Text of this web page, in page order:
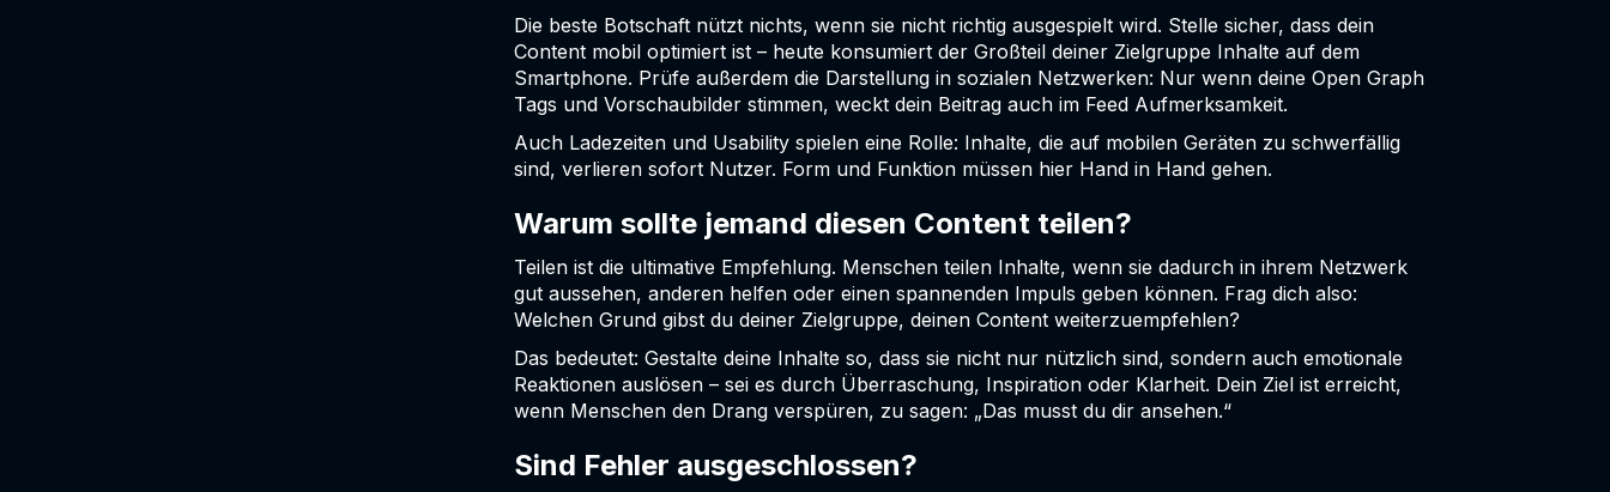
Die beste Botschaft nützt nichts, wenn sie nicht richtig ausgespielt wird. Stelle sicher, dass dein
Content mobil optimiert ist – heute konsumiert der Großteil deiner Zielgruppe Inhalte auf dem
Smartphone. Prüfe außerdem die Darstellung in sozialen Netzwerken: Nur wenn deine Open Graph
Tags und Vorschaubilder stimmen, weckt dein Beitrag auch im Feed Aufmerksamkeit.
Auch Ladezeiten und Usability spielen eine Rolle: Inhalte, die auf mobilen Geräten zu schwerfällig
sind, verlieren sofort Nutzer. Form und Funktion müssen hier Hand in Hand gehen.
Warum sollte jemand diesen Content teilen?
Teilen ist die ultimative Empfehlung. Menschen teilen Inhalte, wenn sie dadurch in ihrem Netzwerk
gut aussehen, anderen helfen oder einen spannenden Impuls geben können. Frag dich also:
Welchen Grund gibst du deiner Zielgruppe, deinen Content weiterzuempfehlen?
Das bedeutet: Gestalte deine Inhalte so, dass sie nicht nur nützlich sind, sondern auch emotionale
Reaktionen auslösen – sei es durch Überraschung, Inspiration oder Klarheit. Dein Ziel ist erreicht,
wenn Menschen den Drang verspüren, zu sagen: „Das musst du dir ansehen.“
Sind Fehler ausgeschlossen?